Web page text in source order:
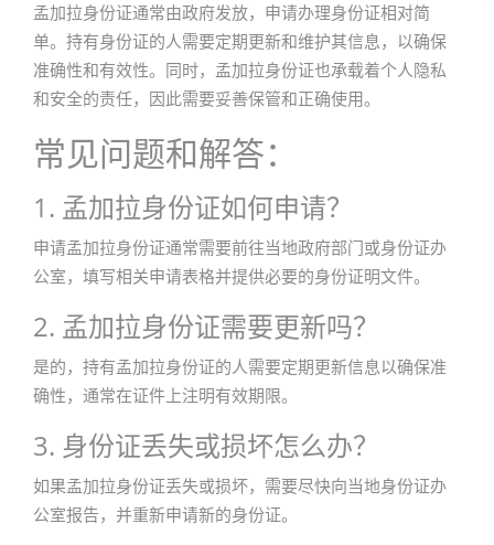
孟加拉身份证通常由政府发放，申请办理身份证相对简
单。持有身份证的人需要定期更新和维护其信息，以确保
准确性和有效性。同时，孟加拉身份证也承载着个人隐私
和安全的责任，因此需要妥善保管和正确使用。
常见问题和解答：
1. 孟加拉身份证如何申请？
申请孟加拉身份证通常需要前往当地政府部门或身份证办
公室，填写相关申请表格并提供必要的身份证明文件。
2. 孟加拉身份证需要更新吗？
是的，持有孟加拉身份证的人需要定期更新信息以确保准
确性，通常在证件上注明有效期限。
3. 身份证丢失或损坏怎么办？
如果孟加拉身份证丢失或损坏，需要尽快向当地身份证办
公室报告，并重新申请新的身份证。